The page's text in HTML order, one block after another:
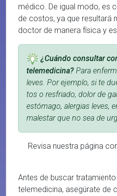
médico. De igual modo, es
de costos, ya que resultará
doctor de manera física y
¿Cuándo consultar
telemedicina? Para
leves. Por ejemplo, si te
tos o resfriado, dolor de
estómago, alergias leves,
malestar que no sea de
Revisa nuestra página
Antes de buscar
telemedicina, asegúrate de